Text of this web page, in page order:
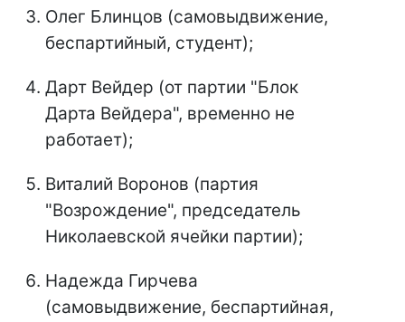
Олег Блинцов (самовыдвижение,
беспартийный, студент);
Дарт Вейдер (от партии "Блок
Дарта Вейдера", временно не
работает);
Виталий Воронов (партия
"Возрождение", председатель
Николаевской ячейки партии);
Надежда Гирчева
(самовыдвижение, беспартийная,